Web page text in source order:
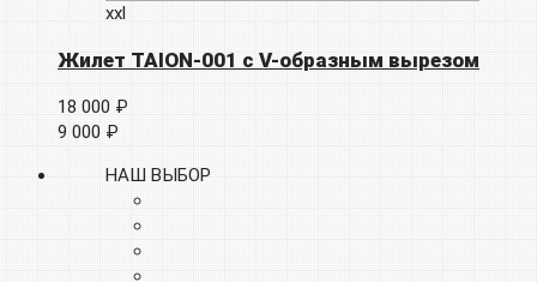
xxl
Жилет TAION-001 с V-образным вырезом
18 000 ₽
9 000 ₽
НАШ ВЫБОР